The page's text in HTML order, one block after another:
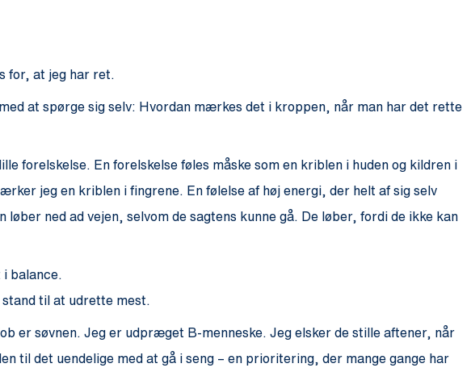
for, at jeg har ret.
at spørge sig selv: Hvordan mærkes det i kroppen, når man har det rette
forelskelse. En forelskelse føles måske som en kriblen i huden og kildren i
jeg en kriblen i fingrene. En følelse af høj energi, der helt af sig selv
ned ad vejen, selvom de sagtens kunne gå. De løber, fordi de ikke kan
balance.
til at udrette mest.
er søvnen. Jeg er udpræget B-menneske. Jeg elsker de stille aftener, når
til det uendelige med at gå i seng – en prioritering, der mange gange har